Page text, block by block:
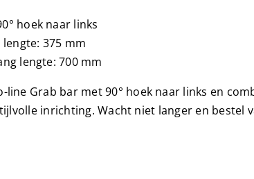
hoek naar links
375 mm
lengte: 700 mm
line Grab bar met 90° hoek naar links en
inrichting. Wacht niet langer en bestel